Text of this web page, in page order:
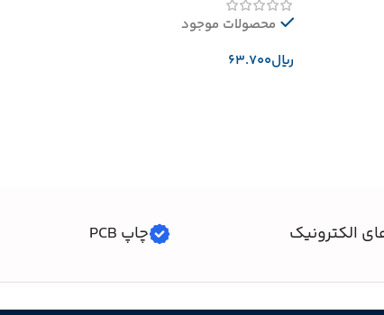
محصولات موجود
﷼
الکترونیک چاپ PCB